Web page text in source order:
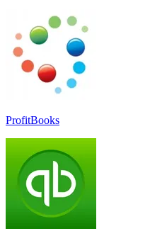
ProfitBooks